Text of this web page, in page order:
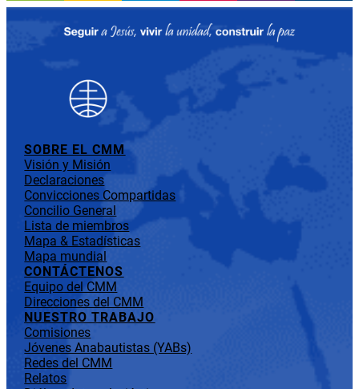
SOBRE EL CMM
Visión y Misión
Declaraciones
Convicciones Compartidas
Concilio General
Lista de miembros
Mapa & Estadísticas
Mapa mundial
CONTÁCTENOS
Equipo del CMM
Direcciones del CMM
NUESTRO TRABAJO
Comisiones
Jóvenes Anabautistas (YABs)
Redes del CMM
Relatos